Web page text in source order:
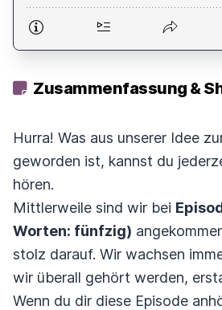
Zusammenfassung &
Hurra! Was aus unserer Idee
geworden ist, kannst du
hören.
Mittlerweile sind wir bei
Worten: fünfzig)
stolz darauf. Wir wachsen
wir überall gehört werden,
Wenn du dir diese Episode